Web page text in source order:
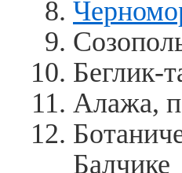
Беглик-
Алажа,
Балчике